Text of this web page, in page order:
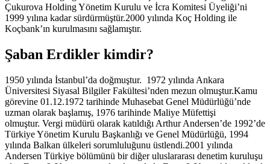
Çukurova Holding Yönetim Kurulu ve İcra Komitesi Üyeliği’ni
1999 yılına kadar sürdürmüştür.2000 yılında Koç Holding ile
Koçbank’ın kurulmasını sağlamıştır.
Şaban Erdikler kimdir?
1950 yılında İstanbul’da doğmuştur. 1972 yılında Ankara
Üniversitesi Siyasal Bilgiler Fakültesi’nden mezun olmuştur.Kamu
görevine 01.12.1972 tarihinde Muhasebat Genel Müdürlüğü’nde
uzman olarak başlamış, 1976 tarihinde Maliye Müfettişi
olmuştur. Vergi müdürü olarak katıldığı Arthur Andersen’de 1992’de
Türkiye Yönetim Kurulu Başkanlığı ve Genel Müdürlüğü, 1994
yılında Balkan ülkeleri sorumluluğunu üstlendi.2001 yılında
Andersen Türkiye bölümünü bir diğer uluslararası denetim kuruluşu